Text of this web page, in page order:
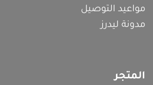
مواعيد التوصيل
مدونة ليدرز
المتجر